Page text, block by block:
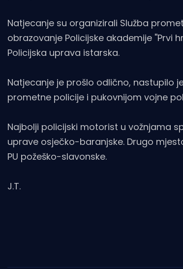
Natjecanje su organizirali Služba
obrazovanje Policijske akademije ''Prvi
Policijska uprava istarska.
Natjecanje je prošlo odlično, nastupilo
prometne policije i pukovnijom vojne
Najbolji policijski motorist u vožnjama
uprave osječko-baranjske. Drugo
PU požeško-slavonske.
J.T.